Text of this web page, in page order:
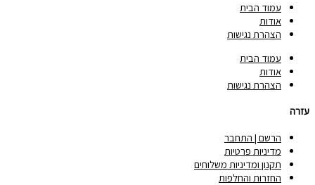
עמוד הבית
אודות
הצהרת נגישות
עמוד הבית
אודות
הצהרת נגישות
עזרה
הרשם | התחבר
מדיניות פרטיות
תקנון ומדיניות משלוחים
החזרות והחלפות